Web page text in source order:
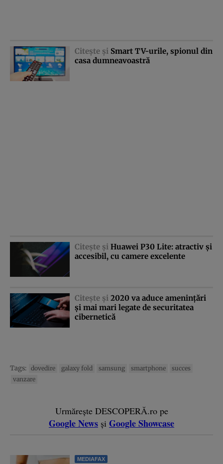
Citeşte şi Smart TV-urile, spionul din
casa dumneavoastră
Citeşte şi Huawei P30 Lite: atractiv şi
accesibil, cu camere excelente
Citeşte şi 2020 va aduce ameninţări
şi mai mari legate de securitatea
cibernetică
Tags: dovedire galaxy fold samsung smartphone
succes
vanzare
Urmărește DESCOPERĂ.ro pe
Google News și Google Showcase
MEDIAFAX